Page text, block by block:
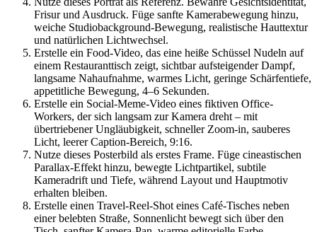
Frisur und Ausdruck. Füge sanfte Kamerabewegung hinzu,
weiche Studiobackground-Bewegung, realistische Hauttextur
und natürlichen Lichtwechsel.
Erstelle ein Food-Video, das eine heiße Schüssel Nudeln auf
einem Restauranttisch zeigt, sichtbar aufsteigender Dampf,
langsame Nahaufnahme, warmes Licht, geringe Schärfentiefe,
appetitliche Bewegung, 4–6 Sekunden.
Erstelle ein Social-Meme-Video eines fiktiven Office-
Workers, der sich langsam zur Kamera dreht – mit
übertriebener Ungläubigkeit, schneller Zoom-in, sauberes
Licht, leerer Caption-Bereich, 9:16.
Nutze dieses Posterbild als erstes Frame. Füge cineastischen
Parallax-Effekt hinzu, bewegte Lichtpartikel, subtile
Kameradrift und Tiefe, während Layout und Hauptmotiv
erhalten bleiben.
Erstelle einen Travel-Reel-Shot eines Café-Tisches neben
einer belebten Straße, Sonnenlicht bewegt sich über den